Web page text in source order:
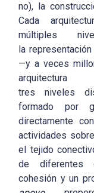
no), la
Cada
múltiples
la
—y a veces
tres niveles
formado por
directamente
actividades
el tejido
de diferentes
cohesión y un